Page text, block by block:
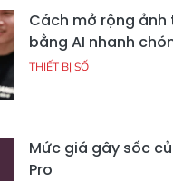
Cách mở rộng ảnh
bằng AI nhanh
THIẾT BỊ SỐ
Mức giá gây sốc
Pro